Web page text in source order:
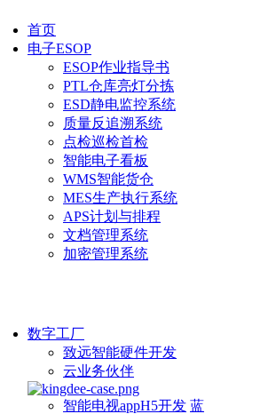
首页
电子ESOP
ESOP作业指导书
PTL仓库亮灯分拣
ESD静电监控系统
质量反追溯系统
点检巡检首检
智能电子看板
WMS智能货仓
MES生产执行系统
APS计划与排程
文档管理系统
加密管理系统
数字工厂
致远智能硬件开发
云业务伙伴
智能电视appH5开发 蓝